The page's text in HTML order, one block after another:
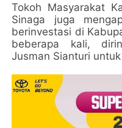
Tokoh Masyarakat
Sinaga juga
berinvestasi di
beberapa kali,
Jusman Sianturi